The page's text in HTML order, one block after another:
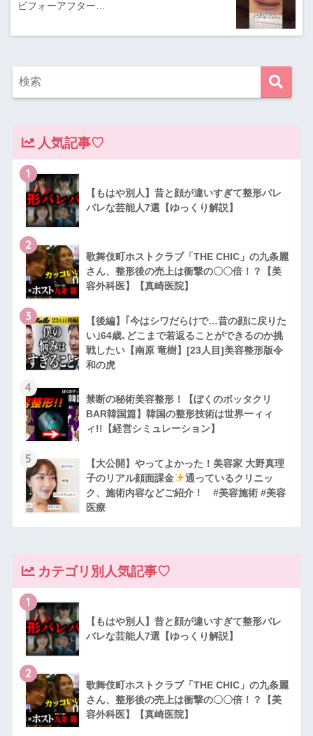
ビフォーアフター…
人気記事♡
1
【もはや別人】昔と顔が違いすぎて整形バレ
バレな芸能人7選【ゆっくり解説】
2
歌舞伎町ホストクラブ「THE CHIC」の九条麗
さん、整形後の売上は衝撃の〇〇倍！？【美
容外科医】【真崎医院】
3
【後編】｢今はシワだらけで…昔の顔に戻りた
い｣64歳､どこまで若返ることができるのか挑
戦したい【南原 竜樹】[23人目]美容整形版令
和の虎
4
禁断の秘術美容整形！【ぼくのボッタクリ
BAR韓国篇】韓国の整形技術は世界一ィィ
ィ!!【経営シミュレーション】
5
【大公開】やってよかった！美容家 大野真理
子のリアル顔面課金
通っているクリニッ
ク、施術内容などご紹介！ #美容施術 #美容
医療
カテゴリ別人気記事♡
1
【もはや別人】昔と顔が違いすぎて整形バレ
バレな芸能人7選【ゆっくり解説】
2
歌舞伎町ホストクラブ「THE CHIC」の九条麗
さん、整形後の売上は衝撃の〇〇倍！？【美
容外科医】【真崎医院】